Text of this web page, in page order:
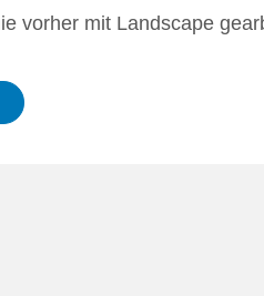
vorher mit Landscape